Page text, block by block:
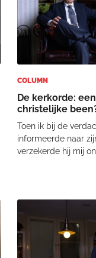
COLUMN
De kerkorde:
christelijke
Toen ik bij de
informeerde naar
verzekerde hij mij
stond ver boven